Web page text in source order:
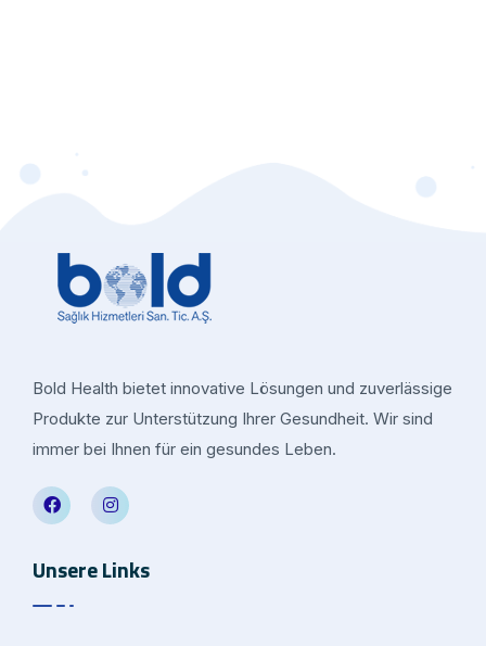
Bold Health bietet innovative Lösungen und zuverlässige
Produkte zur Unterstützung Ihrer Gesundheit. Wir sind
immer bei Ihnen für ein gesundes Leben.
Unsere Links